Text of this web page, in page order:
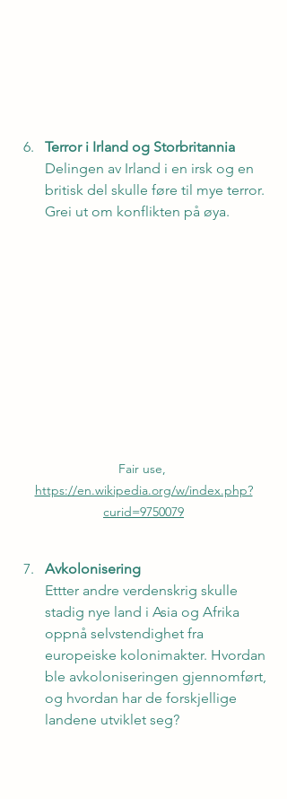
Terror i Irland og Storbritannia
Delingen av Irland i en irsk og en
britisk del skulle føre til mye terror.
Grei ut om konflikten på øya.
Fair use,
https://en.wikipedia.org/w/index.php?
curid=9750079
Avkolonisering
Ettter andre verdenskrig skulle
stadig nye land i Asia og Afrika
oppnå selvstendighet fra
europeiske kolonimakter. Hvordan
ble avkoloniseringen gjennomført,
og hvordan har de forskjellige
landene utviklet seg?